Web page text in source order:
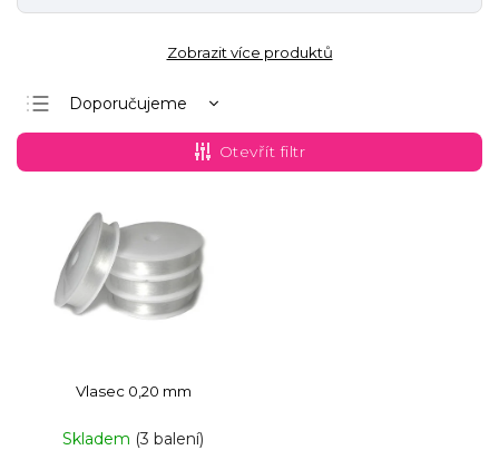
Zobrazit více produktů
Doporučujeme
Nejlevnější
Nejdražší
Nejprodávanější
Abecedně
Otevřít filtr
Vlasec 0,20 mm
Skladem (3 balení)